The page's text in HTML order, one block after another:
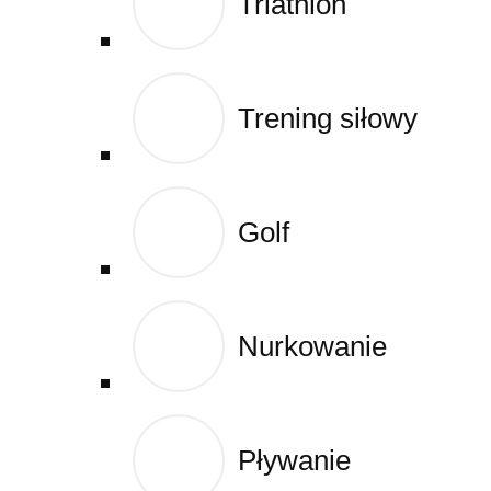
Trening siłowy
Golf
Nurkowanie
Pływanie
Trening siłowy
Golf
Nurkowanie
Pływanie